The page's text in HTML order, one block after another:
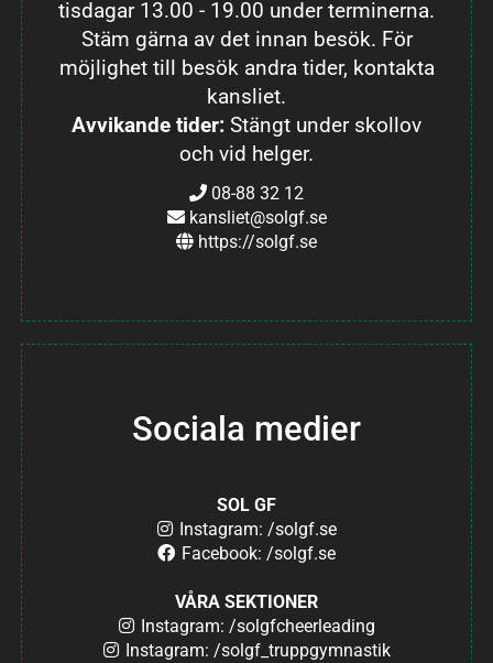
tisdagar 13.00 - 19.00 under terminerna.
Stäm gärna av det innan besök. För
möjlighet till besök andra tider, kontakta
kansliet.
Avvikande tider: Stängt under skollov
och vid helger.
08-88 32 12
kansliet@solgf.se
https://solgf.se
Sociala medier
SOL GF
Instagram: /solgf.se
Facebook: /solgf.se
VÅRA SEKTIONER
Instagram: /solgfcheerleading
Instagram: /solgf_truppgymnastik